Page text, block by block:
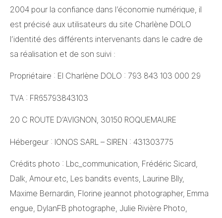
2004 pour la confiance dans l’économie numérique, il
est précisé aux utilisateurs du site Charlène DOLO
l’identité des différents intervenants dans le cadre de
sa réalisation et de son suivi :
Propriétaire : EI Charlène DOLO : 793 843 103 000 29
TVA : FR65793843103
20 C ROUTE D’AVIGNON, 30150 ROQUEMAURE
Hébergeur : IONOS SARL – SIREN : 431303775
Crédits photo : Lbc_communication, Frédéric Sicard,
Dalk, Amour.etc, Les bandits events, Laurine Blly,
Maxime Bernardin, Florine jeannot photographer, Emma
engue, DylanFB photographe, Julie Rivière Photo,